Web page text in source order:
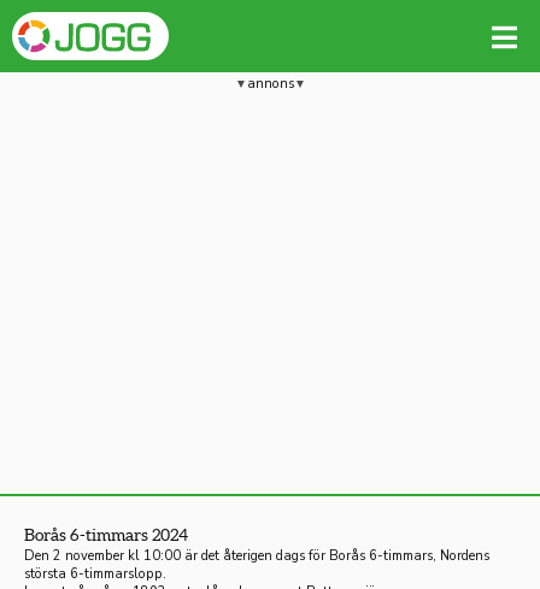
annons
Borås 6-timmars 2024
Den 2 november kl 10:00 är det återigen dags för Borås 6-timmars, Nordens
största 6-timmarslopp.